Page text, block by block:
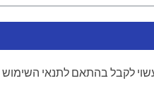
לקבל בהתאם לתנאי השימוש